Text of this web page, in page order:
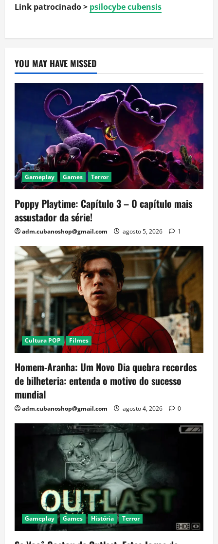
Link patrocinado > psilocybe cubensis
YOU MAY HAVE MISSED
Gameplay Games Terror
Poppy Playtime: Capítulo 3 – O capítulo mais
assustador da série!
adm.cubanoshop@gmail.com agosto 5, 2026 1
Cultura POP Filmes
Homem-Aranha: Um Novo Dia quebra recordes
de bilheteria: entenda o motivo do sucesso
mundial
adm.cubanoshop@gmail.com agosto 4, 2026 0
Gameplay Games História Terror